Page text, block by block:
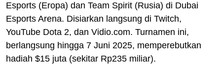
Esports (Eropa) dan Team Spirit (Rusia) di Dubai
Esports Arena. Disiarkan langsung di Twitch,
YouTube Dota 2, dan Vidio.com. Turnamen ini,
berlangsung hingga 7 Juni 2025, memperebutkan
hadiah $15 juta (sekitar Rp235 miliar).